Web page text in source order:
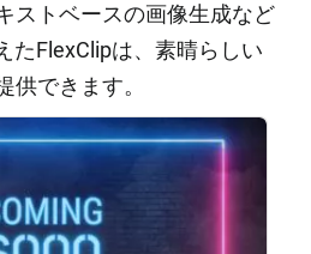
ストベースの画像生成など
たFlexClipは、素晴らしい
供できます。